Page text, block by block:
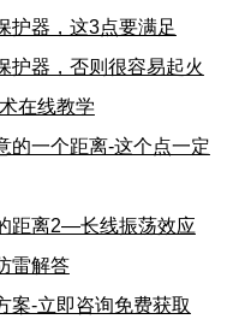
护器，这3点要满足
护器，否则很容易起火
在线教学
的一个距离-这个点一定
距离2—长线振荡效应
雷解答
案-立即咨询免费获取